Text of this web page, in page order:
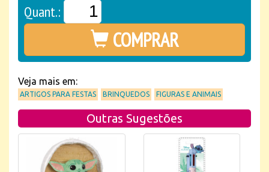
Quant.:
COMPRAR
Veja mais em:
ARTIGOS PARA FESTAS BRINQUEDOS FIGURAS E ANIMAIS
Outras Sugestões